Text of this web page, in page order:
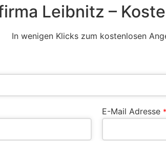
Leibnitz –
In wenigen Klicks zum kostenlosen
E-Mail Adresse *